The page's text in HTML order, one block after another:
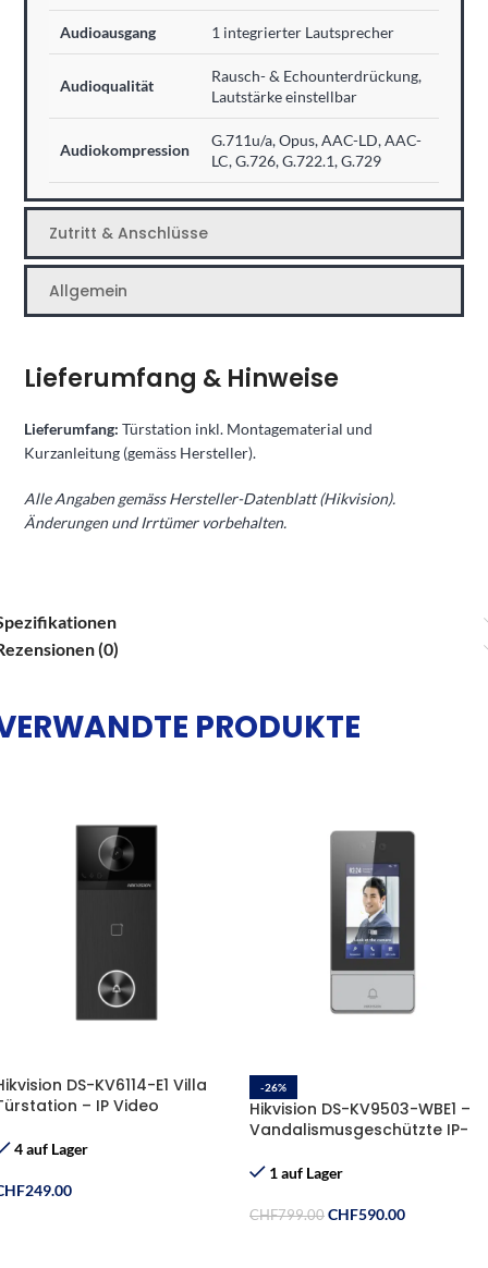
Audioausgang 1 integrierter Lautsprecher
Audioqualität
Rausch- & Echounterdrückung,
Lautstärke einstellbar
Audiokompression
G.711u/a, Opus, AAC-LD, AAC-
LC, G.726, G.722.1, G.729
Zutritt & Anschlüsse
Allgemein
Lieferumfang & Hinweise
Lieferumfang: Türstation inkl. Montagematerial und
Kurzanleitung (gemäss Hersteller).
Alle Angaben gemäss Hersteller-Datenblatt (Hikvision).
Änderungen und Irrtümer vorbehalten.
(0)
PRODUKTE
DS-KV6114-E1 Villa
– IP Video
4 auf Lager
249.00
-26%
Hikvision DS-KV9503-WBE1 –
Vandalismusgeschützte IP-
Gesichtserkennung
1 auf Lager
CHF799.00 CHF590.00